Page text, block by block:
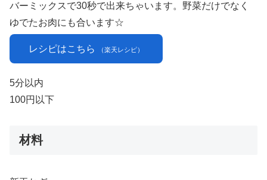
バーミックスで30秒で出来ちゃいます。野菜だけでなく
ゆでたお肉にも合います☆
レシピはこちら （楽天レシピ）
5分以内
100円以下
材料